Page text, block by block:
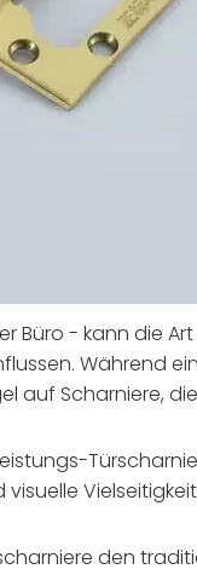
Büro - kann die
Während
auf Scharniere,
den